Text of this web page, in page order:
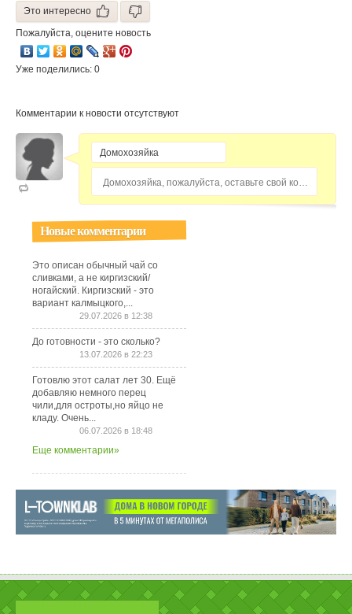
Это интересно
Пожалуйста, оцените новость
Уже поделились: 0
Комментарии к новости отсутствуют
Домохозяйка, пожалуйста, оставьте свой комментарий...
Новые комментарии
Это описан обычный чай со
сливками, а не киргизский/
ногайский. Киргизский - это
вариант калмыцкого,...
29.07.2026 в 12:38
До готовности - это сколько?
13.07.2026 в 22:23
Готовлю этот салат лет 30. Ещё
добавляю немного перец
чили,для остроты,но яйцо не
кладу. Очень...
06.07.2026 в 18:48
Еще комментарии»